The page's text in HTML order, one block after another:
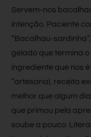
Servem-nos
intenção. Paciente
“Bacalhau-
gelado que termina
ingrediente que nos
“artesanal, receita
melhor que algum
que primou pela
soube a pouco.